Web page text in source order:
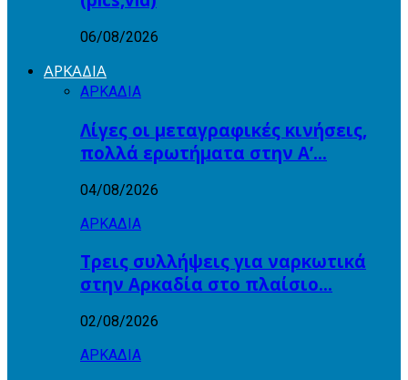
06/08/2026
ΑΡΚΑΔΙΑ
ΑΡΚΑΔΙΑ
Λίγες οι μεταγραφικές κινήσεις,
πολλά ερωτήματα στην Α’…
04/08/2026
ΑΡΚΑΔΙΑ
Τρεις συλλήψεις για ναρκωτικά
στην Αρκαδία στο πλαίσιο…
02/08/2026
ΑΡΚΑΔΙΑ